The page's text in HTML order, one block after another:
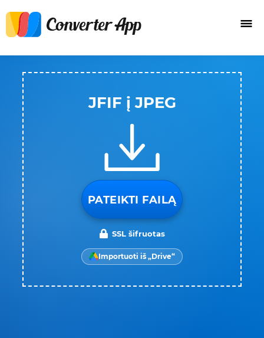
JFIF į JPEG
PATEIKTI FAILĄ
SSL šifruotas
Importuoti iš „Drive“